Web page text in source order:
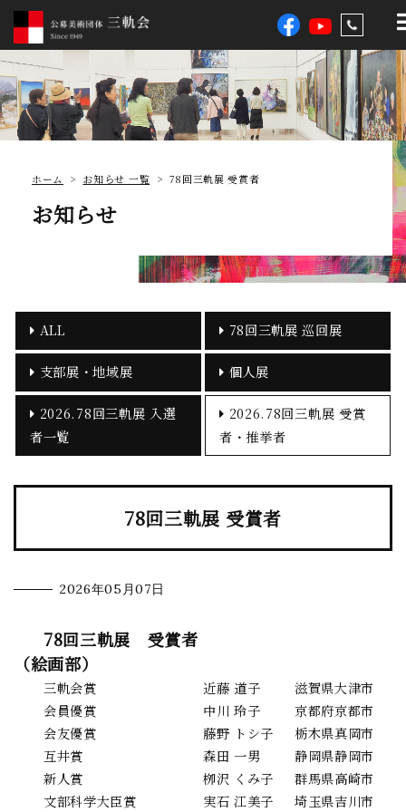
ホーム > お知らせ 一覧 > 78回三軌展 受賞者
お知らせ
ALL 78回三軌展 巡回展
支部展・地域展 個人展
2026.78回三軌展 入選
者一覧
2026.78回三軌展 受賞
者・推挙者
78回三軌展 受賞者
2026年05月07日
78回三軌展 受賞者
（絵画部）
三軌会賞 近藤 道子
滋賀県大津市
会員優賞
中川 玲子
京都府京都市
会友優賞
藤野 トシ子
栃木県真岡市
互井賞
森田 一男
静岡県静岡市
新人賞
栁沢 くみ子
群馬県高崎市
文部科学大臣賞
実石 江美子 埼玉県吉川市